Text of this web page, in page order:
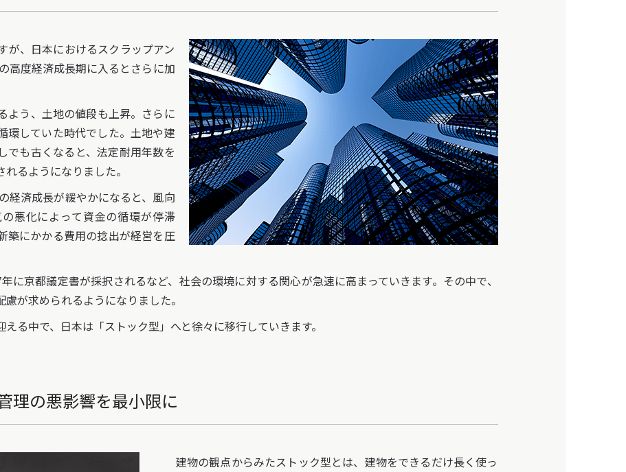
、日本におけるスクラップアン
高度経済成長期に入るとさらに加
う、土地の値段も上昇。さらに
環していた時代でした。土地や建
でも古くなると、法定耐用年数を
るようになりました。
経済成長が緩やかになると、風向
悪化によって資金の循環が停滞
築にかかる費用の捻出が経営を圧
に京都議定書が採択されるなど、社会の環境に対する関心が急速に高まっていきます。その中で、
が求められるようになりました。
る中で、日本は「ストック型」へと徐々に移行していきます。
理の悪影響を最小限に
建物の観点からみたストック型とは、建物をできるだけ長く使っ